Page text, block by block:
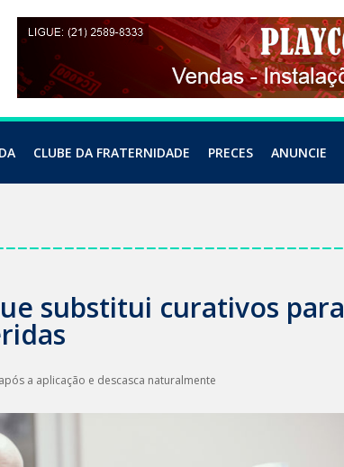
CLUBE DA FRATERNIDADE PRECES ANUNCIE
substitui curativos para
a aplicação e descasca naturalmente